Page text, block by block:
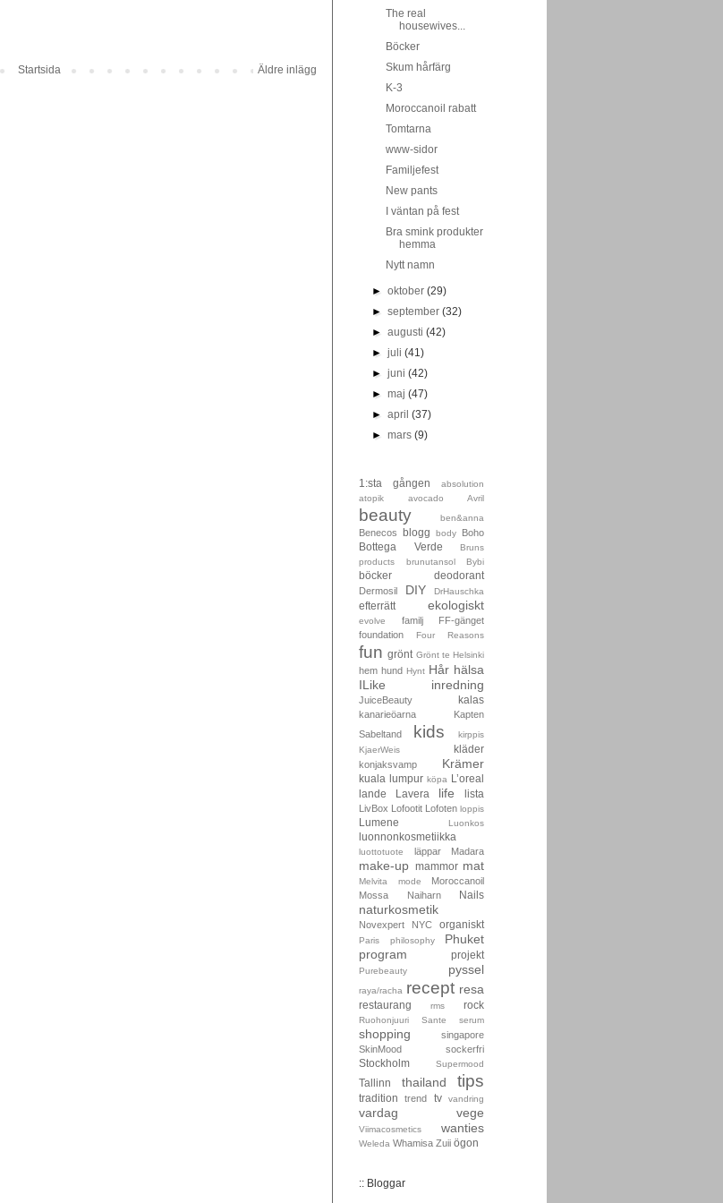
Äldre inlägg
Startsida
The real
housewives...
Böcker
Skum hårfärg
K-3
Moroccanoil rabatt
Tomtarna
www-sidor
Familjefest
New pants
I väntan på fest
Bra smink produkter
hemma
Nytt namn
►oktober(29)
►september(32)
►augusti(42)
►juli(41)
►juni(42)
►maj(47)
►april(37)
►mars(9)
1:sta gången
absolution
atopik
avocado Avril
beauty ben&anna
Benecos blogg body Boho
Bottega Verde
Bruns
products
brunutansol Bybi
böcker deodorant
Dermosil DIY DrHauschka
efterrätt ekologiskt
evolve familj
FF-gänget
foundation
Four Reasons
fun grönt Grönt te Helsinki
hem hund Hynt Hår hälsa
ILike
inredning
JuiceBeauty kalas
kanarieöarna
Kapten
Sabeltand
kids
kirppis
KjaerWeis
kläder
konjaksvamp Krämer
kuala lumpur köpa
L’oreal
lande
Lavera life lista
LivBox Lofootit Lofoten loppis
Lumene Luonkos
luonnonkosmetiikka
luottotuote läppar Madara
make-up mammor mat
Melvita mode
Moroccanoil
Mossa
Naiharn Nails
naturkosmetik
Novexpert NYC organiskt
Paris philosophy
Phuket
program
projekt
Purebeauty pyssel
raya/racha recept resa
restaurang rms rock
Ruohonjuuri Sante serum
shopping
singapore
SkinMood
sockerfri
Stockholm Supermood
Tallinn thailand tips
tradition trend tv vandring
vardag vege
Viimacosmetics wanties
Weleda Whamisa Zuii ögon
:: Bloggar